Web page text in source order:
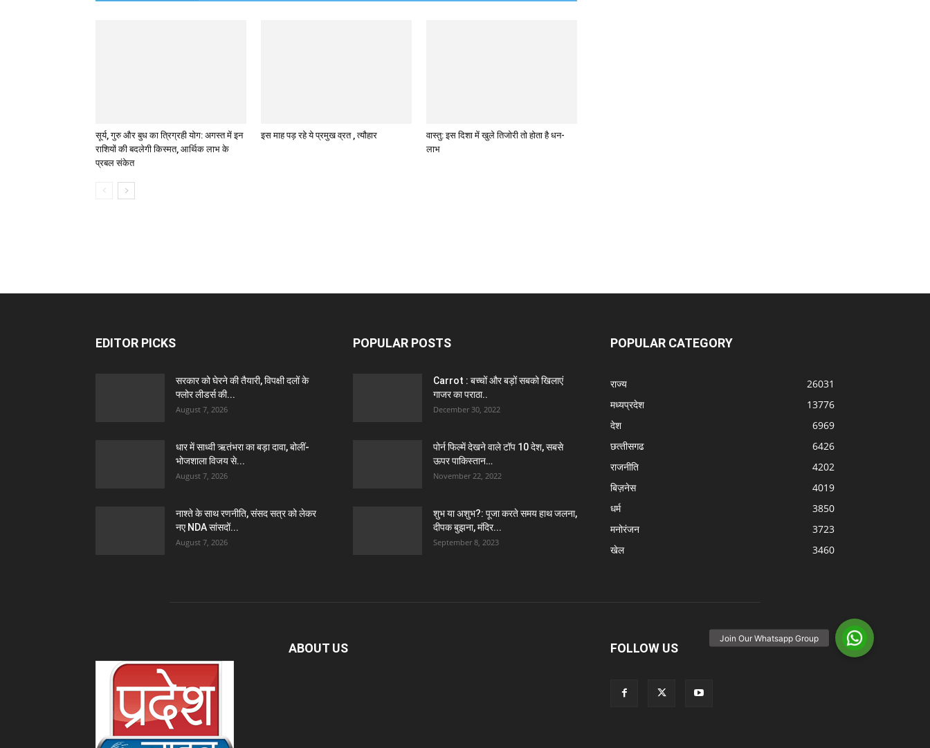
सूर्य, गुरु और बुध का त्रिग्रही योग: अगस्त में इन
राशियों की बदलेगी किस्मत, आर्थिक लाभ के
प्रबल संकेत
इस माह पड़ रहे ये प्रमुख व्रत , त्यौहार
वास्तु: इस दिशा में खुले तिजोरी तो होता है धन-
लाभ
EDITOR PICKS
सरकार को घेरने की तैयारी, विपक्षी दलों के
फ्लोर लीडर्स की...
August 7, 2026
धार में साध्वी ऋतंभरा का बड़ा दावा, बोलीं-
भोजशाला विजय से...
August 7, 2026
नाश्ते के साथ रणनीति, संसद सत्र को लेकर
नए NDA सांसदों...
August 7, 2026
POPULAR POSTS
Carrot : बच्चों और बड़ों सबको खिलाएं
गाजर का पराठा..
December 30, 2022
पोर्न फिल्में देखने वाले टॉप 10 देश, सबसे
ऊपर पाकिस्तान…
November 22, 2022
शुभ या अशुभ?: पूजा करते समय हाथ जलना,
दीपक बुझना, मंदिर...
September 8, 2023
POPULAR CATEGORY
राज्‍य
26031
मध्यप्रदेश
13776
देश
6969
छत्‍तीसगढ
6426
राजनीति
4202
बिज़नेस
4019
धर्म
3850
मनोरंजन
3723
खेल
3460
ABOUT US FOLLOW US